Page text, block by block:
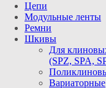
Цепи
Модульные ленты
Ремни
Шкивы
Для
(SPZ, SPA,
Вариаторные